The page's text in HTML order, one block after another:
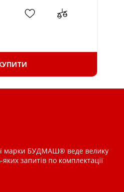
марки БУДМАШ® веде велику
запитів по комплектації